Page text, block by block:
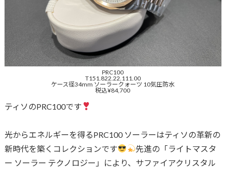
PRC100
T151.822.22.111.00
ケース径34mm ソーラークォーツ 10気圧防水
税込¥84,700
ティソのPRC100です
光からエネルギーを得るPRC100 ソーラーはティソの革新の
新時代を築くコレクションです
先進の「ライトマスタ
ー ソーラー テクノロジー」により、サファイアクリスタル